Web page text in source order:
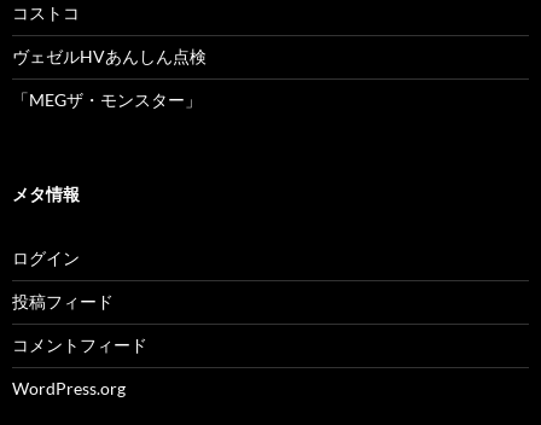
コストコ
ヴェゼルHVあんしん点検
「MEGザ・モンスター」
メタ情報
ログイン
投稿フィード
コメントフィード
WordPress.org